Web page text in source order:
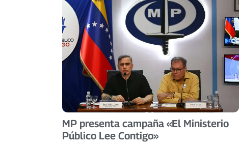
MP presenta campaña «El Ministerio
Público Lee Contigo»